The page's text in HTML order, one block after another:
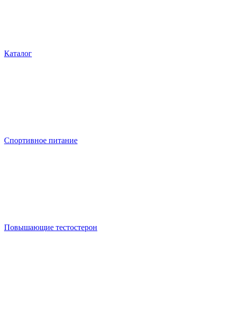
Каталог
Спортивное питание
Повышающие тестостерон